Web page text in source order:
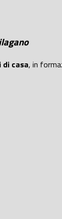
casa, in